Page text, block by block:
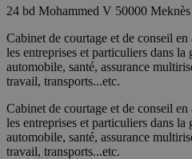
24 bd Mohammed V 50000
Cabinet de courtage et de conseil
les entreprises et particuliers dans la
automobile, santé, assurance
travail, transports...etc.
Cabinet de courtage et de conseil
les entreprises et particuliers dans la
automobile, santé, assurance
travail, transports...etc.